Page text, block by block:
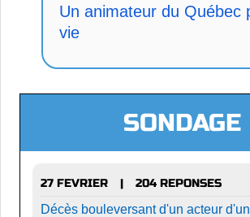
Un animateur du Québec
vie
SONDAGE
27 FEVRIER |
204 REPONSES
Décès bouleversant d'un acteur